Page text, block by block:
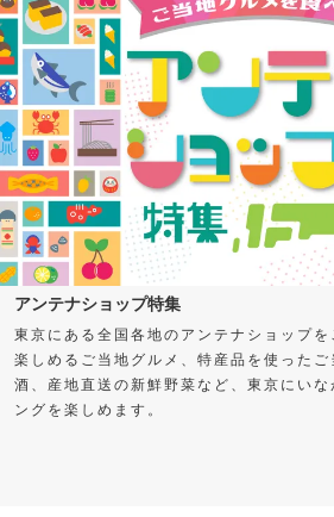
アンテナショップ特集
東京にある全国各地のアンテナショップ
楽しめるご当地グルメ、特産品を使った
酒、産地直送の新鮮野菜など、東京にい
ングを楽しめます。